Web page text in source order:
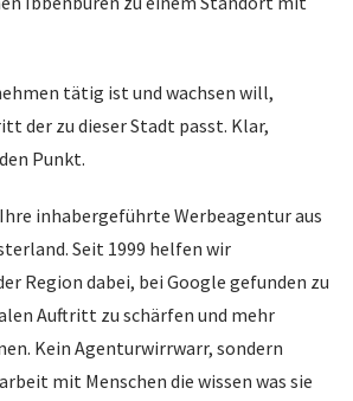
tätig ist und wachsen will,
der zu dieser Stadt passt. Klar,
Punkt.
inhabergeführte Werbeagentur aus
Seit 1999 helfen wir
Region dabei, bei Google gefunden zu
Auftritt zu schärfen und mehr
Kein Agenturwirrwarr, sondern
mit Menschen die wissen was sie